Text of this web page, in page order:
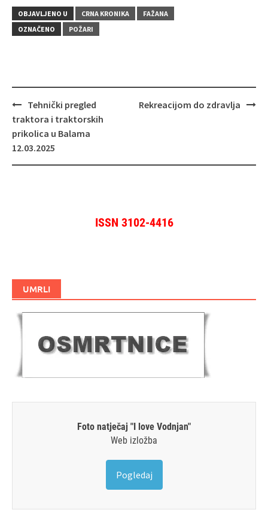
OBJAVLJENO U CRNA KRONIKA
FAŽANA
OZNAČENO
POŽARI
Navigacija
objava
Tehnički pregled
traktora i traktorskih
prikolica u Balama
12.03.2025
Rekreacijom do zdravlja
ISSN 3102-4416
UMRLI
Foto natječaj "I love Vodnjan"
Web izložba
Pogledaj